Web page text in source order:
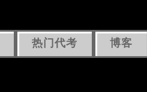
热门代考 博客